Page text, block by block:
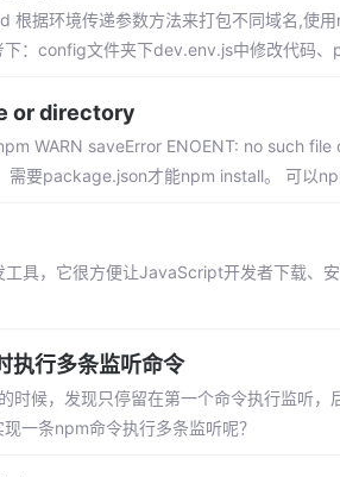
根据环境传递参数方法来打包不同域名,使
：config文件夹下dev.env.js中修改代码
or directory
WARN saveError ENOENT: no such
要package.json才能npm install。 可以
具，它很方便让JavaScript开发者下载、
执行多条监听命令
候，发现只停留在第一个命令执行监听，
一条npm命令执行多条监听呢？